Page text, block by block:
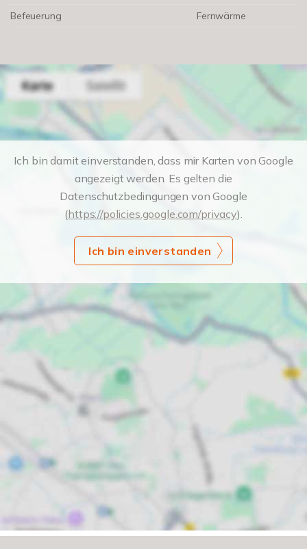
Befeuerung
Fernwärme
Ich bin damit einverstanden, dass mir Karten von Google
angezeigt werden. Es gelten die
Datenschutzbedingungen von Google
(https://policies.google.com/privacy).
Ich bin einverstanden